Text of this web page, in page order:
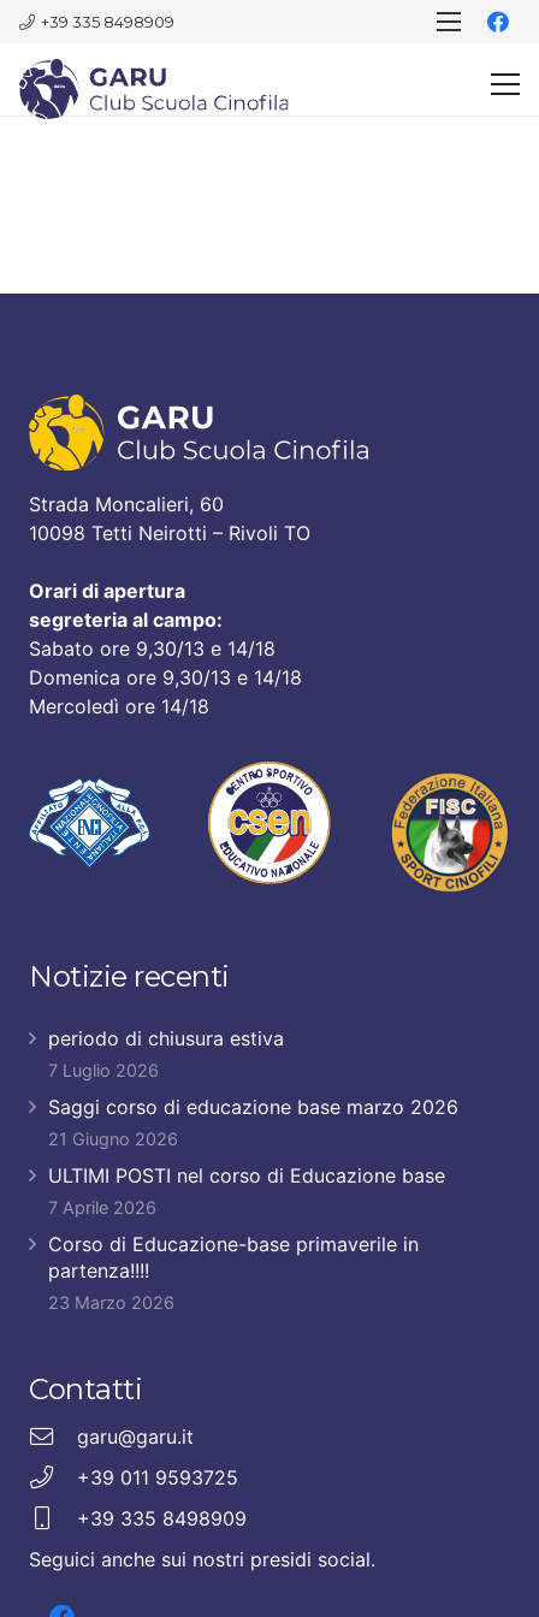
+39 335 8498909
Strada Moncalieri, 60
10098 Tetti Neirotti – Rivoli TO
Orari di apertura
segreteria al campo:
Sabato ore 9,30/13 e 14/18
Domenica ore 9,30/13 e 14/18
Mercoledì ore 14/18
Notizie recenti
periodo di chiusura estiva
7 Luglio 2026
Saggi corso di educazione base marzo 2026
21 Giugno 2026
ULTIMI POSTI nel corso di Educazione base
7 Aprile 2026
Corso di Educazione-base primaverile in
partenza!!!!
23 Marzo 2026
Contatti
garu@garu.it
+39 011 9593725
+39 335 8498909
Seguici anche sui nostri presidi social.